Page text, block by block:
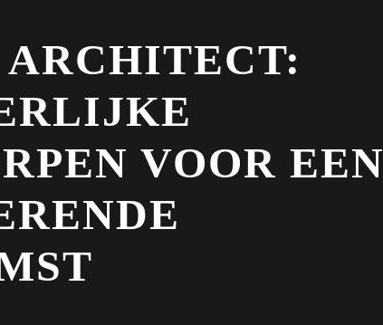
VOOR EEN